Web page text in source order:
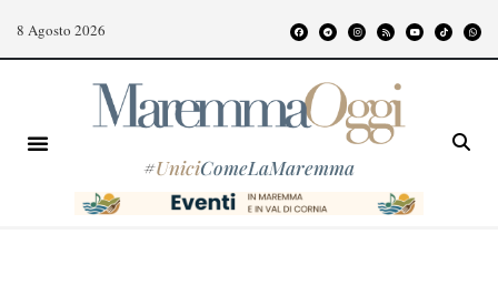
8 Agosto 2026
#UniciComeLaMaremma